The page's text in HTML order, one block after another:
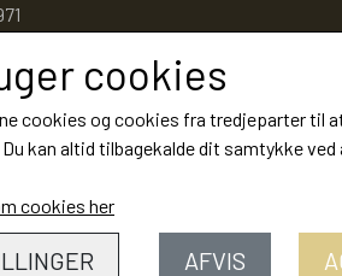
cookies
cookies og cookies fra tredjeparter til
kan altid tilbagekalde dit samtykke
cookies her
AFVIS